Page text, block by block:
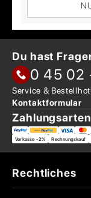
Du hast
0 45 02
Service &
Kontaktformular
Zahlungsarten
Vorkasse -2% Rechnungskauf
Rechtliches